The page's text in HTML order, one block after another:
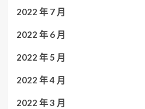
2022 年 7 月
2022 年 6 月
2022 年 5 月
2022 年 4 月
2022 年 3 月